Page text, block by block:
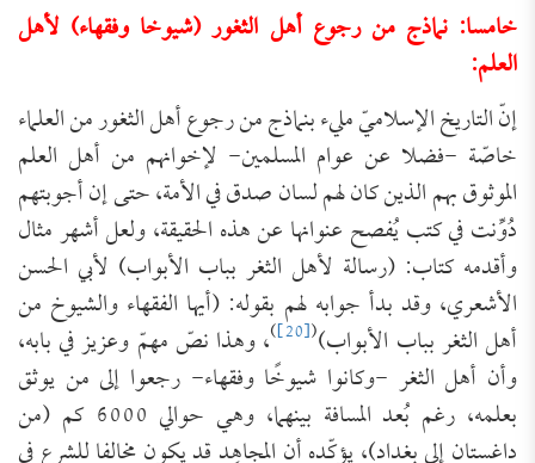
خامسا: نماذج من رجوع أهل الثغور (شيوخا وفقهاء) لأهل
العلم:
إنّ التاريخ الإسلاميّ مليء بنماذج من رجوع أهل الثغور من العلماء
خاصّة -فضلا عن عوام المسلمين- لإخوانهم من أهل العلم
الموثوق بهم الذين كان لهم لسان صدق في الأمة، حتى إن أجوبتهم
دُوِّنت في كتب يُفصح عنوانها عن هذه الحقيقة، ولعل أشهر مثال
وأقدمه كتاب: (رسالة لأهل الثغر بباب الأبواب) لأبي الحسن
الأشعري، وقد بدأ جوابه لهم بقوله: (أيها الفقهاء والشيوخ من
أهل الثغر بباب الأبواب)(
[20]
)، وهذا نصّ مهمّ وعزيز في بابه،
وأن أهل الثغر -وكانوا شيوخًا وفقهاء- رجعوا إلى من يوثق
بعلمه، رغم بُعد المسافة بينهما، وهي حوالي 6000 كم (من